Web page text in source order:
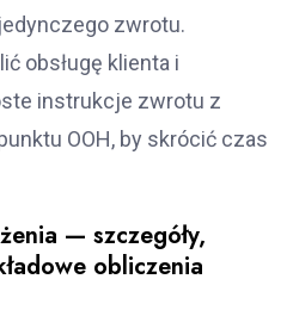
zwrotu.
obsługę klienta i
instrukcje zwrotu z
OOH, by skrócić czas
— szczegóły,
obliczenia